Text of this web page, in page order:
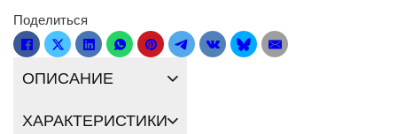
Поделиться
ОПИСАНИЕ
ХАРАКТЕРИСТИКИ